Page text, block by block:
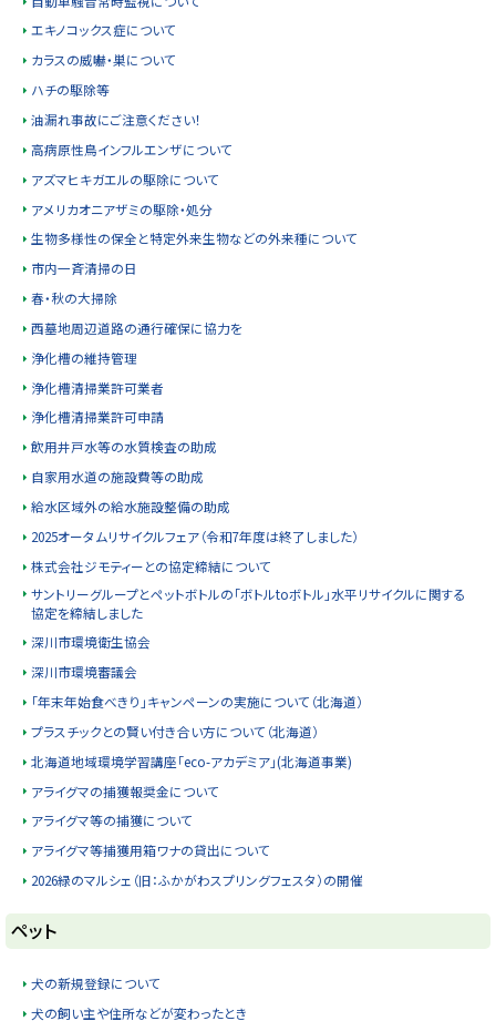
エキノコックス症について
カラスの威嚇・巣について
ハチの駆除等
油漏れ事故にご注意ください！
高病原性鳥インフルエンザについて
アズマヒキガエルの駆除について
アメリカオニアザミの駆除・処分
生物多様性の保全と特定外来生物などの外来種について
市内一斉清掃の日
春・秋の大掃除
西墓地周辺道路の通行確保に協力を
浄化槽の維持管理
浄化槽清掃業許可業者
浄化槽清掃業許可申請
飲用井戸水等の水質検査の助成
自家用水道の施設費等の助成
給水区域外の給水施設整備の助成
2025オータムリサイクルフェア（令和7年度は終了しました）
株式会社ジモティーとの協定締結について
サントリーグループとペットボトルの「ボトルtoボトル」水平リサイクルに関する
協定を締結しました
深川市環境衛生協会
深川市環境審議会
「年末年始食べきり」キャンペーンの実施について（北海道）
プラスチックとの賢い付き合い方について（北海道）
北海道地域環境学習講座「eco-アカデミア」(北海道事業)
アライグマの捕獲報奨金について
アライグマ等の捕獲について
アライグマ等捕獲用箱ワナの貸出について
2026緑のマルシェ（旧：ふかがわスプリングフェスタ）の開催
ト
ッ
プ
に
ペット
犬の新規登録について
犬の飼い主や住所などが変わったとき